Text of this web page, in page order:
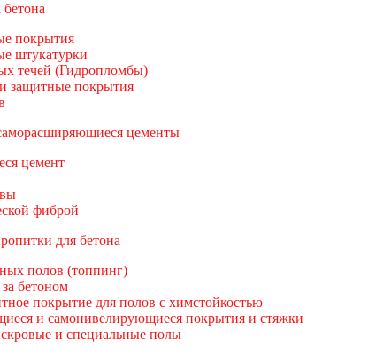
покрытия
штукатурки
течей (Гидропломбы)
защитные покрытия
цементы
цемент
фиброй
для бетона
полов (топпинг)
бетоном
покрытие для полов с химстойкостью
и самонивелирующиеся покрытия и стяжки
и специальные полы